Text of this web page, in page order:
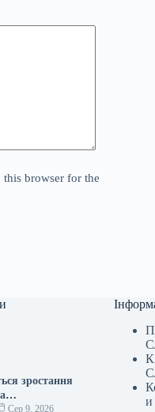
this browser for the
зростання
Сер 9, 2026
и